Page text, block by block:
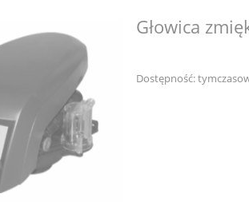
Głowica
Dostępność: